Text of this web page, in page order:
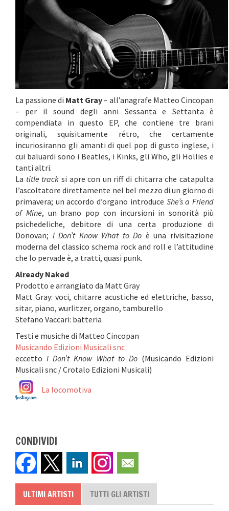
La passione di Matt Gray– all’anagrafe Matteo Cincopan
– per il sound degli anni Sessanta e Settanta è
compendiata in questo EP, che contiene tre brani
originali, squisitamente rétro, che certamente
incuriosiranno gli amanti di quel pop di gusto inglese, i
cui baluardi sono i Beatles, i Kinks, gli Who, gli Hollies e
tanti altri.
La title track si apre con un riff di chitarra che catapulta
l’ascoltatore direttamente nel bel mezzo di un giorno di
primavera; un accordo d’organo introduce She’s a Friend
of Mine, un brano pop con incursioni in sonorità più
psichedeliche, debitore di una certa produzione di
Donovan; I Don’t Know What to Do è una rivisitazione
moderna del classico schema rock and roll e l’attitudine
che lo pervade è, a tratti, quasi punk.
Already Naked
Prodotto e arrangiato da Matt Gray
Matt Gray: voci, chitarre acustiche ed elettriche, basso,
sitar, piano, wurlitzer, organo, tamburello
Stefano Vaccari: batteria
Testi e musiche di Matteo Cincopan
Musicando Edizioni Musicali snc
eccettoI Don’t Know What to Do(Musicando Edizioni
Musicali snc / Crotalo Edizioni Musicali)
La locomotiva
CONDIVIDI
ULTIMI ARTISTI TUTTI GLI ARTISTI